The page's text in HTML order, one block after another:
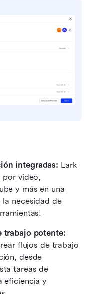
integradas: Lark
por video,
y más en una
necesidad de
flujos de trabajo
desde
tareas de
eficiencia y